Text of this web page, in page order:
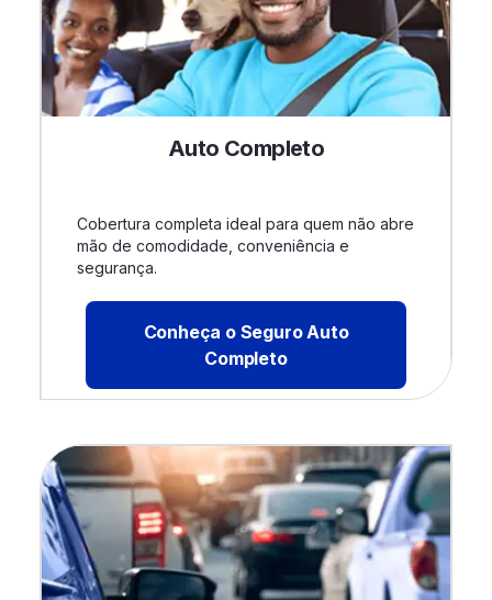
Auto Completo
Cobertura completa ideal para quem não abre
mão de comodidade, conveniência e
segurança.
Conheça o Seguro Auto
Completo